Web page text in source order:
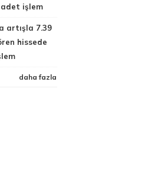
adet işlem
artışla 7.39
hissede
daha fazla